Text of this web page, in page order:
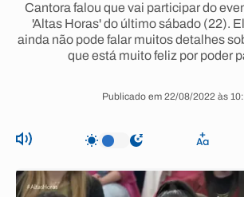
Cantora falou que vai participar do
'Altas Horas' do último sábado (22).
ainda não pode falar muitos detalhes
que está muito feliz por poder
Publicado em 22/08/2022 às